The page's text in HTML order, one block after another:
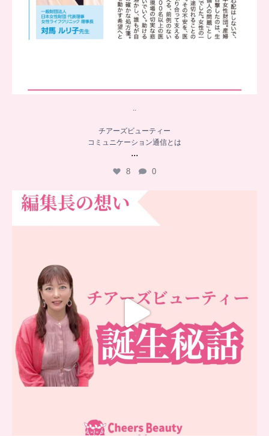
..
チアーズビューティー
コミュニケーション通信とは
...
8 0
チアーズビューティー誕生秘話